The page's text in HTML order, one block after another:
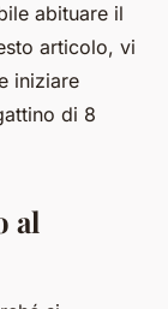
abituare il
articolo, vi
iniziare
di 8
al